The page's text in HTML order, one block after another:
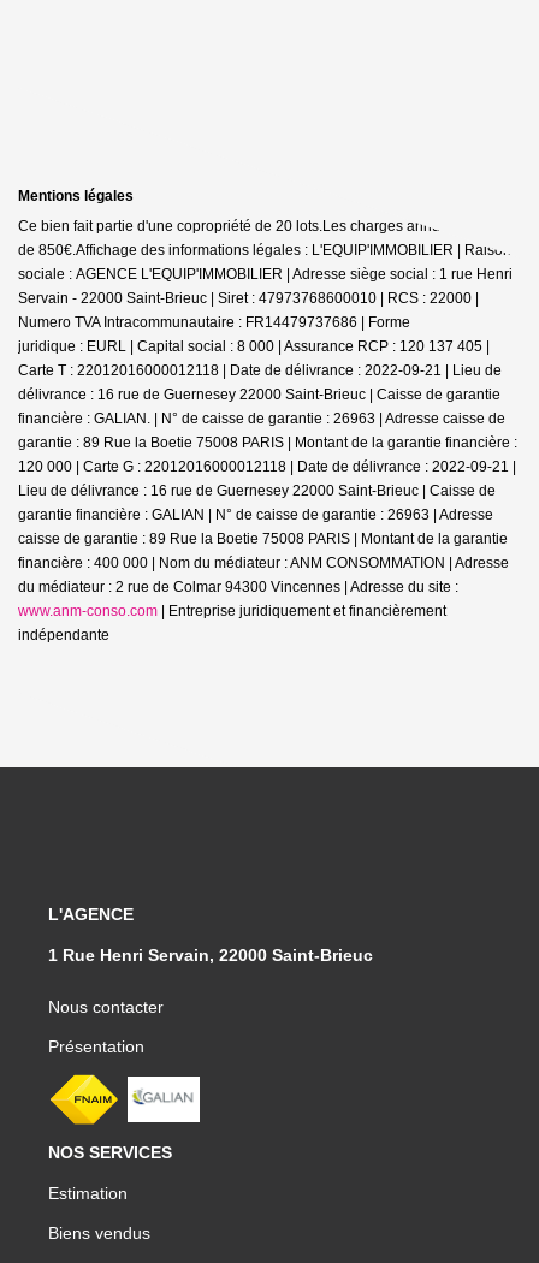
Mentions légales
Ce bien fait partie d'une copropriété de 20 lots.Les charges annuelles sont
de 850€.Affichage des informations légales : L'EQUIP'IMMOBILIER | Raison
sociale : AGENCE L'EQUIP'IMMOBILIER | Adresse siège social : 1 rue Henri
Servain - 22000 Saint-Brieuc | Siret : 47973768600010 | RCS : 22000 |
Numero TVA Intracommunautaire : FR14479737686 | Forme
juridique : EURL | Capital social : 8 000 | Assurance RCP : 120 137 405 |
Carte T : 22012016000012118 | Date de délivrance : 2022-09-21 | Lieu de
délivrance : 16 rue de Guernesey 22000 Saint-Brieuc | Caisse de garantie
financière : GALIAN. | N° de caisse de garantie : 26963 | Adresse caisse de
garantie : 89 Rue la Boetie 75008 PARIS | Montant de la garantie financière :
120 000 | Carte G : 22012016000012118 | Date de délivrance : 2022-09-21 |
Lieu de délivrance : 16 rue de Guernesey 22000 Saint-Brieuc | Caisse de
garantie financière : GALIAN | N° de caisse de garantie : 26963 | Adresse
caisse de garantie : 89 Rue la Boetie 75008 PARIS | Montant de la garantie
financière : 400 000 | Nom du médiateur : ANM CONSOMMATION | Adresse
du médiateur : 2 rue de Colmar 94300 Vincennes | Adresse du site :
www.anm-conso.com | Entreprise juridiquement et financièrement
indépendante
L'AGENCE
1 Rue Henri Servain, 22000 Saint-Brieuc
Nous contacter
Présentation
NOS SERVICES
Estimation
Biens vendus